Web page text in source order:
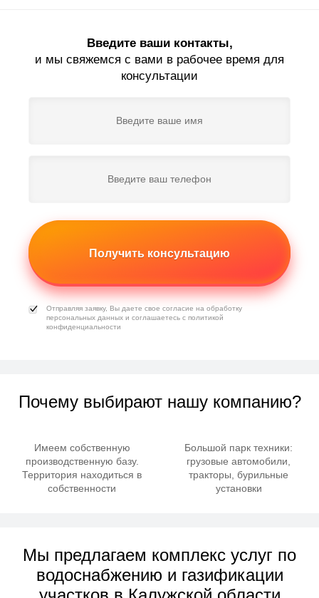
Введите ваши контакты,
и мы свяжемся с вами в рабочее время для
консультации
Получить консультацию
Отправляя заявку, Вы даете свое согласие на обработку
персональных данных и соглашаетесь с политикой
конфиденциальности
Почему выбирают нашу компанию?
Имеем собственную
производственную базу.
Территория находиться в
собственности
Большой парк техники:
грузовые автомобили,
тракторы, бурильные
установки
Мы предлагаем комплекс услуг по
водоснабжению и газификации